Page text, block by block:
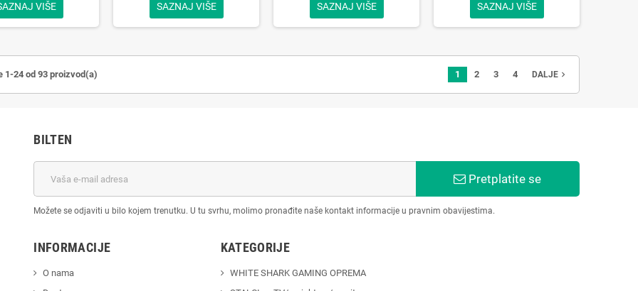
VIŠE SAZNAJ VIŠE SAZNAJ VIŠE SAZNAJ VIŠE
1-24 od 93 proizvod(a) 1 2 3 4 DALJEnavigate_next
BILTEN
Pretplatite se
Možete se odjaviti u bilo kojem trenutku. U tu svrhu, molimo pronađite naše kontakt informacije u pravnim obavijestima.
INFORMACIJE
O nama
KATEGORIJE
WHITE SHARK GAMING OPREMA